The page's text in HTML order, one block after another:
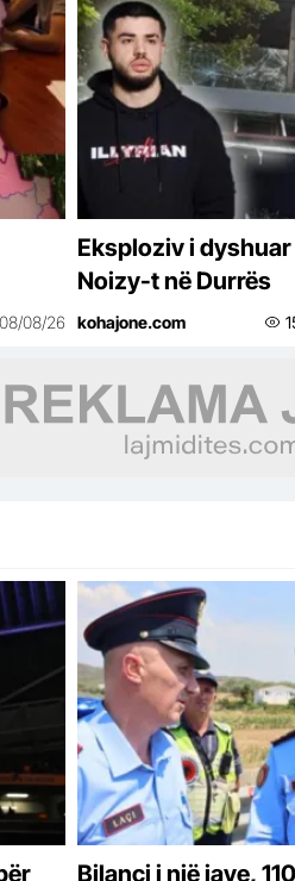
08/08/26
Eksploziv i
Noizy-t në Durrës
kohajone.com
Bilanci i një jave,